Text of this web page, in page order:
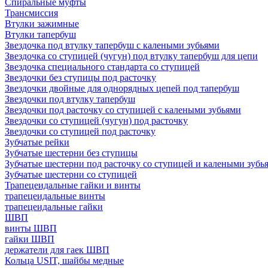
Спиральные муфты
Трансмиссия
Втулки зажимные
Втулки тапербуш
Звездочка под втулку тапербуш c калеными зубьями
Звездочка со ступицей (чугун) под втулку тапербуш для цепи
Звездочка специального стандарта со ступицей
Звездочки без ступицы под расточку
Звездочки двойные для однорядных цепей под тапербуш
Звездочки под втулку тапербуш
Звездочки под расточку со ступицей с калеными зубьями
Звездочки со ступицей (чугун) под расточку
Звездочки со ступицей под расточку
Зубчатые рейки
Зубчатые шестерни без ступицы
Зубчатые шестерни под расточку со ступицей и калеными
Зубчатые шестерни со ступицей
Трапецеидальные гайки и винты
трапецеидальные винты
трапецеидальные гайки
ШВП
винты ШВП
гайки ШВП
держатели для гаек ШВП
Кольца USIT, шайбы медные